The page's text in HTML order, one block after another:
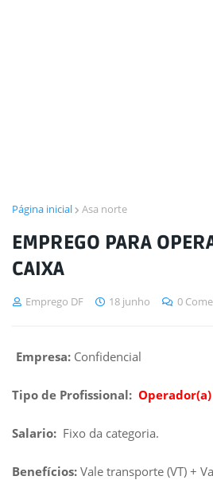
Página inicial Asa norte
EMPREGO PARA
CAIXA
Emprego DF 18 junho 0
Empresa: Confidencial
Tipo de Profissional:
Salario: Fixo da categoria.
Benefícios: Vale transporte (VT) +